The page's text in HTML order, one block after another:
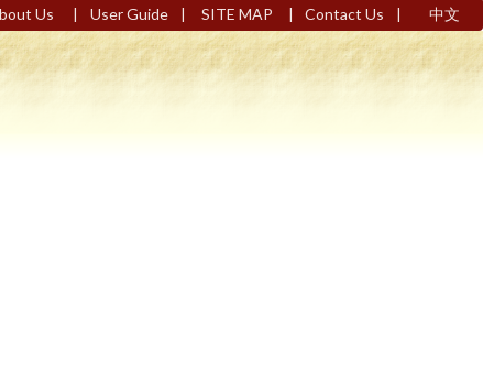
Us | User Guide | SITE MAP | Contact Us | 中文